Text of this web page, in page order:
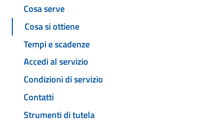
Cosa serve
Cosa si ottiene
Tempi e scadenze
Accedi al servizio
Condizioni di servizio
Contatti
Strumenti di tutela